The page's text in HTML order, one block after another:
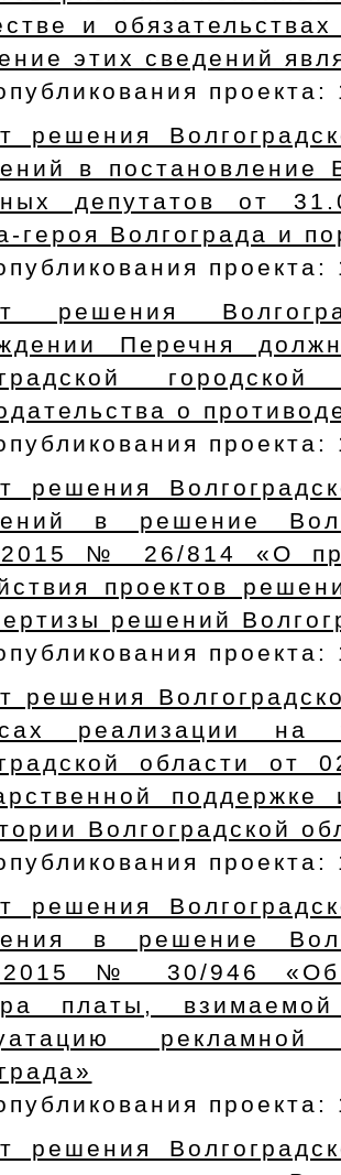
и
этих сведений
проекта:
решения
в постановление
депутатов от
героя Волгограда и
проекта:
решения
Перечня
о
проекта:
решения
в решение
№ 26/814 «О
проектов
решений
проекта:
решения
реализации на
области
Волгоградской
проекта:
решения
в решение
№ 30/946 «Об
платы,
проекта:
решения